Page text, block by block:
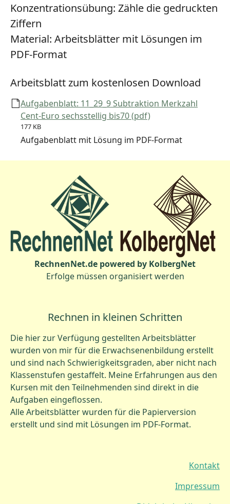
Konzentrationsübung: Zähle die gedruckten
Ziffern
Material: Arbeitsblätter mit Lösungen im
PDF-Format
Arbeitsblatt zum kostenlosen Download
Aufgabenblatt: 11_29_9 Subtraktion Merkzahl
Cent-Euro sechsstellig bis70 (pdf)
177 KB
Aufgabenblatt mit Lösung im PDF-Format
RechnenNet.de powered by KolbergNet
Erfolge müssen organisiert werden
Rechnen in kleinen Schritten
Die hier zur Verfügung gestellten Arbeitsblätter
wurden von mir für die Erwachsenenbildung erstellt
und sind nach Schwierigkeitsgraden, aber nicht nach
Klassenstufen gestaffelt. Meine Erfahrungen aus den
Kursen mit den Teilnehmenden sind direkt in die
Aufgaben eingeflossen.
Alle Arbeitsblätter wurden für die Papierversion
erstellt und sind mit Lösungen im PDF-Format.
Kontakt
Impressum